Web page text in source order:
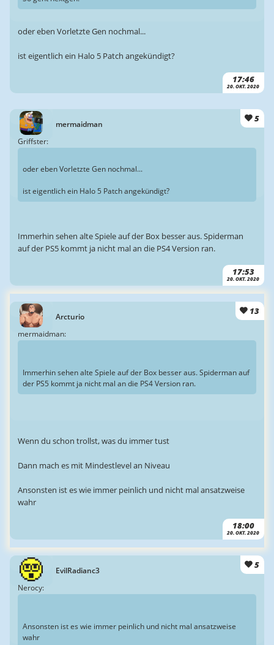
17:46
20. OKT. 2020
oder eben Vorletzte Gen nochmal...
ist eigentlich ein Halo 5 Patch angekündigt?
mermaidman
5
17:53
20. OKT. 2020
Griffster:
oder eben Vorletzte Gen nochmal...
ist eigentlich ein Halo 5 Patch angekündigt?
Immerhin sehen alte Spiele auf der Box besser aus. Spiderman
auf der PS5 kommt ja nicht mal an die PS4 Version ran.
Arcturio
13
18:00
20. OKT. 2020
mermaidman:
Immerhin sehen alte Spiele auf der Box besser aus. Spiderman auf
der PS5 kommt ja nicht mal an die PS4 Version ran.
Wenn du schon trollst, was du immer tust
Dann mach es mit Mindestlevel an Niveau
Ansonsten ist es wie immer peinlich und nicht mal ansatzweise
wahr
EvilRadianc3
5
Nerocy:
Ansonsten ist es wie immer peinlich und nicht mal ansatzweise
wahr